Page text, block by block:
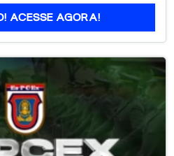
ACESSE AGORA!